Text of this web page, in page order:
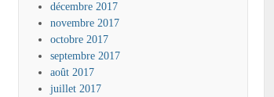
décembre 2017
novembre 2017
octobre 2017
septembre 2017
août 2017
juillet 2017